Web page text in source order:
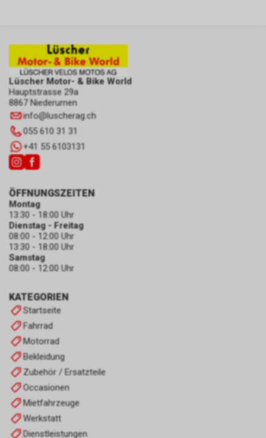
Lüscher Motor- & Bike World
Hauptstrasse 29a
8867 Niederurnen
info@luscherag.ch
055 610 31 31
+41 55 6103131
KATEGORIEN
Startseite
Fahrrad
Motorrad
Bekleidung
Zubehör / Ersatzteile
Occasionen
Mietfahrzeuge
Werkstatt
Dienstleistungen
ÖFFNUNGSZEITEN
Montag
13:30 - 18:00 Uhr
Dienstag - Freitag
08:00 - 12:00 Uhr
13:30 - 18:00 Uhr
Samstag
08:00 - 12:00 Uhr